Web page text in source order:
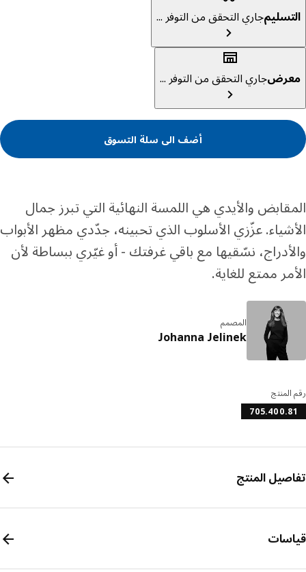
جاري التحقق من التوفر ...
جاري التحقق من التوفر ...
أضف الى سلة التسوق
والأيدي هي اللمسة النهائية التي تبرز جمال
عزّزي الأسلوب الذي تحبينه، جدّدي مظهر الأبواب
نسّقيها مع باقي غرفتك - أو غيّري ببساطة لأن
ممتع للغاية.
المصمم
Johanna Jelinek
المنتج